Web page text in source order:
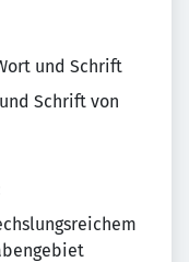
und Schrift
Schrift von